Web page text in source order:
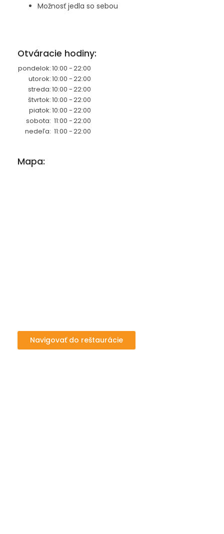
Možnosť jedla so sebou
Otváracie hodiny:
pondelok:10:00 -22:00
utorok:10:00 -22:00
streda:10:00 -22:00
štvrtok:10:00 -22:00
piatok:10:00 -22:00
sobota: 11:00 -22:00
nedeľa: 11:00 -22:00
Mapa:
Navigovať do reštaurácie